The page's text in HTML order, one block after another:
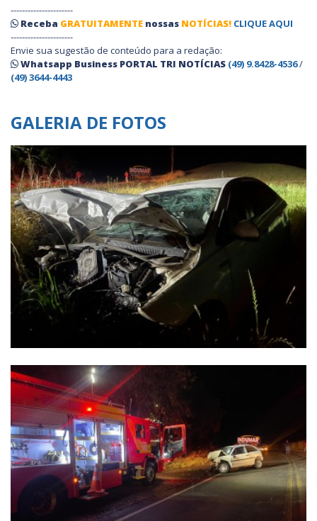
----------------------
Receba GRATUITAMENTE nossas NOTÍCIAS! CLIQUE AQUI
----------------------
Envie sua sugestão de conteúdo para a redação:
Whatsapp Business PORTAL TRI NOTÍCIAS (49) 9.8428-4536/
(49) 3644-4443
GALERIA DE FOTOS